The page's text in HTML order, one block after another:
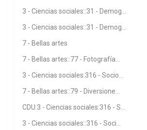
3 - Ciencias sociales::31 - Demog...
3 - Ciencias sociales::31 - Demog...
7 - Bellas artes
7 - Bellas artes::77 - Fotografía...
3 - Ciencias sociales:316 - Socio...
7 - Bellas artes::79 - Diversione...
CDU:3 - Ciencias sociales:316 - S...
3 - Ciencias sociales::316 - Soci...